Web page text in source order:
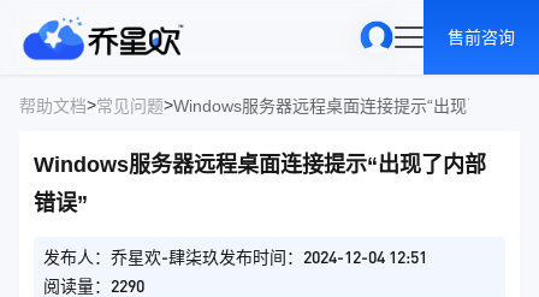
售前咨询
帮助文档>常见问题>Windows服务器远程桌面连接提示“出现了内部错
Windows服务器远程桌面连接提示“出现了内部
错误”
发布人：乔星欢-肆柒玖发布时间：2024-12-04 12:51
阅读量：2290